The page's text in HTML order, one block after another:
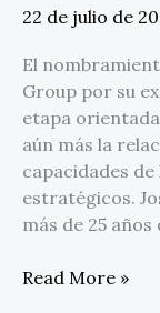
22 de julio de
El
Group por su
etapa
aún más la
capacidades
estratégicos.
más de 25
Read More »